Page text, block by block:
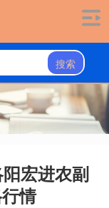
搜索
宏进农副
情